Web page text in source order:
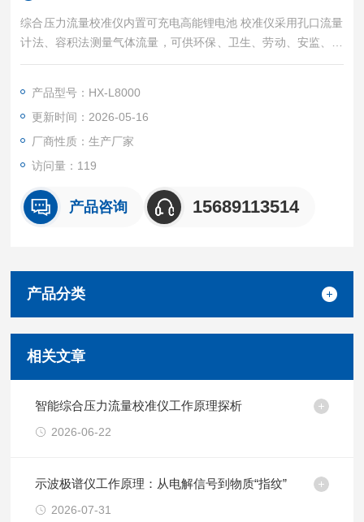
综合压力流量校准仪内置可充电高能锂电池 校准仪采用孔口流量
计法、容积法测量气体流量，可供环保、卫生、劳动、安监、军
事、科研、教育等部门用于气路流量测量及流量仪器校准。
HJ/T368-2007《标定总悬浮颗粒物采样器用的孔口流量计技术
要求及检测方法》
JJG586-2006 《皂膜流量计检定规程》
JJG633-2005《气体容积式流量计》
产品型号：HX-L8000
更新时间：2026-05-16
厂商性质：生产厂家
访问量：119
产品咨询 15689113514
产品分类
相关文章
智能综合压力流量校准仪工作原理探析
2026-06-22
示波极谱仪工作原理：从电解信号到物质“指纹”
2026-07-31